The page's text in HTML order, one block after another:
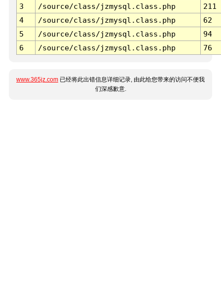
3 /source/class/jzmysql.class.php
211
4
/source/class/jzmysql.class.php
62
5
/source/class/jzmysql.class.php
94
6
/source/class/jzmysql.class.php 76
www.365jz.com 已经将此出错信息详细记录, 由此给您带来的访问不便我
们深感歉意.